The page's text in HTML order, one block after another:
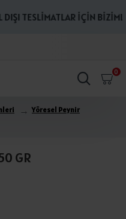
DIŞI TESLİMATLAR İÇİN
0
Yöresel Peynir
GR